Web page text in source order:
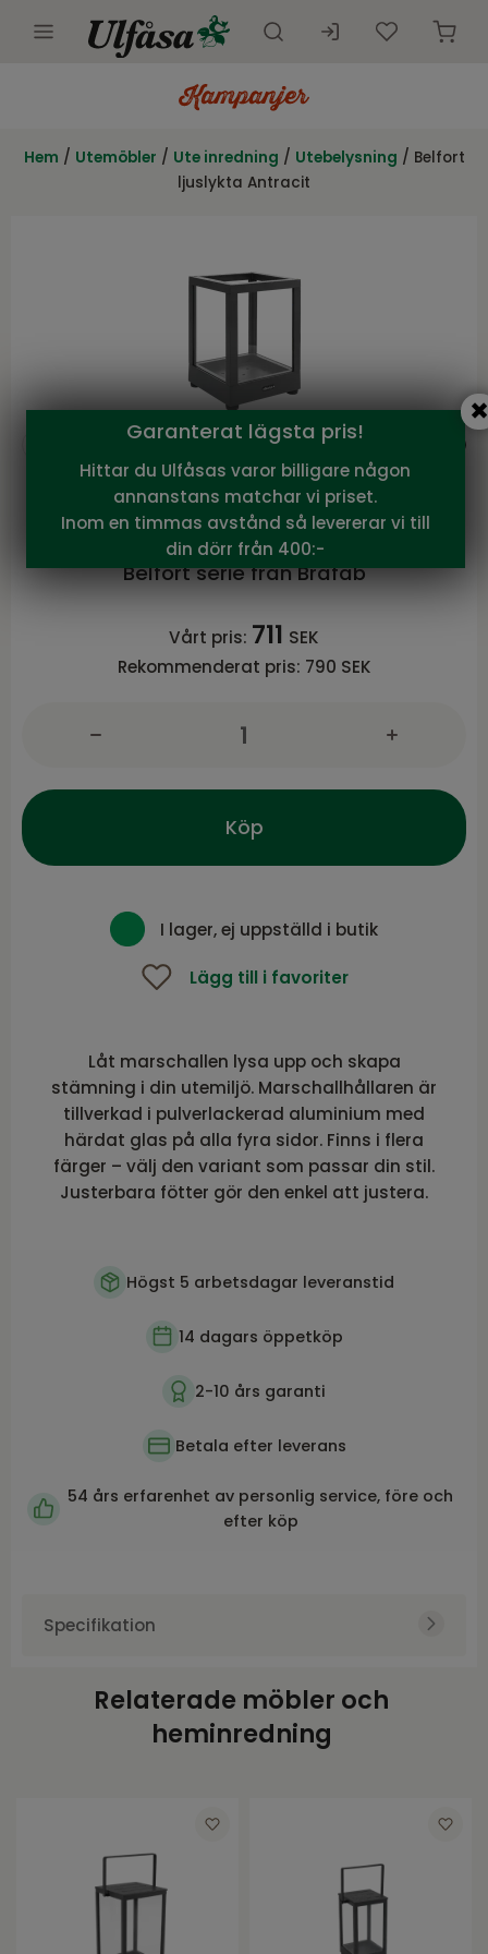
Innemöbler
Kampanjer
Hem / Utemöbler / Ute inredning / Utebelysning / Belfort
ljuslykta Antracit
Brafab
Belfort ljuslykta Antracit
Belfort serie från Brafab
Vårt pris: 711 SEK
Rekommenderat pris: 790 SEK
Köp
I lager, ej uppställd i butik
Lägg till i favoriter
Låt marschallen lysa upp och skapa
stämning i din utemiljö. Marschallhållaren är
tillverkad i pulverlackerad aluminium med
härdat glas på alla fyra sidor. Finns i flera
färger – välj den variant som passar din stil.
Justerbara fötter gör den enkel att justera.
Högst 5 arbetsdagar leveranstid
14 dagars öppetköp
2-10 års garanti
Betala efter leverans
54 års erfarenhet av personlig service, före och
efter köp
Specifikation
Varumärke
Brafab
28
Relaterade möbler och
heminredning
Garanterat lägsta pris!
Hittar du Ulfåsas varor billigare någon
annanstans matchar vi priset.
Inom en timmas avstånd så levererar vi till
din dörr från 400:-